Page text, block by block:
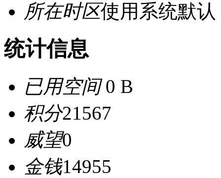
所在时区使用系统默认
统计信息
已用空间0 B
积分21567
威望0
金钱14955